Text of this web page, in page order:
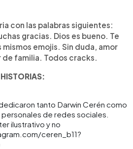
con las palabras siguientes:
gracias. Dios es bueno. Te
emojis. Sin duda, amor
de familia. Todos cracks.
tanto Darwin Cerén como
de redes sociales.
ilustrativo y no
ceren_b11?